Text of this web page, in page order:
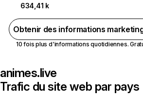
634,41 k
Obtenir des informations
10 fois plus d'informations quotidiennes.
animes.live
Trafic du site web par pays